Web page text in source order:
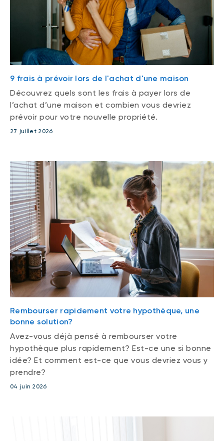
9 frais à prévoir lors de l'achat d'une maison
Découvrez quels sont les frais à payer lors de
l’achat d’une maison et combien vous devriez
prévoir pour votre nouvelle propriété.
27 juillet 2026
Rembourser rapidement votre hypothèque, une
bonne solution?
Avez-vous déjà pensé à rembourser votre
hypothèque plus rapidement? Est-ce une si bonne
idée? Et comment est-ce que vous devriez vous y
prendre?
04 juin 2026